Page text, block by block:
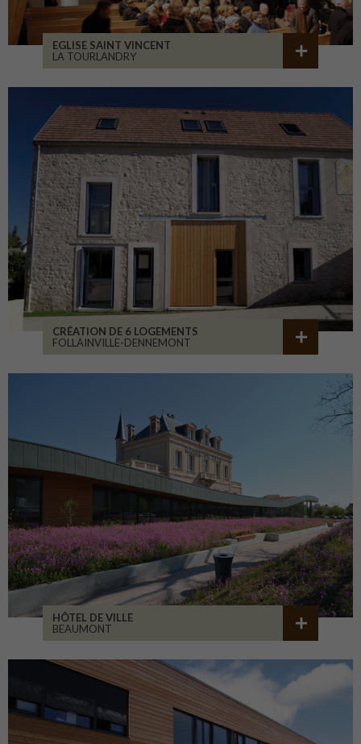
EGLISE SAINT VINCENT
LA TOURLANDRY
CRÉATION DE 6 LOGEMENTS
FOLLAINVILLE-DENNEMONT
HÔTEL DE VILLE
BEAUMONT